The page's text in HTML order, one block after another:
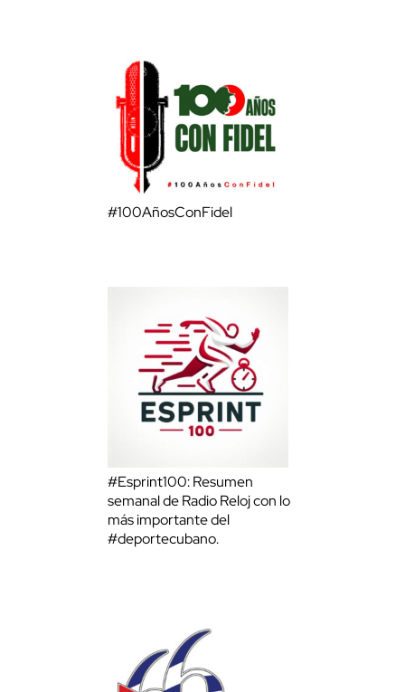
#100AñosConFidel
#Esprint100: Resumen
semanal de Radio Reloj con lo
más importante del
#deportecubano.